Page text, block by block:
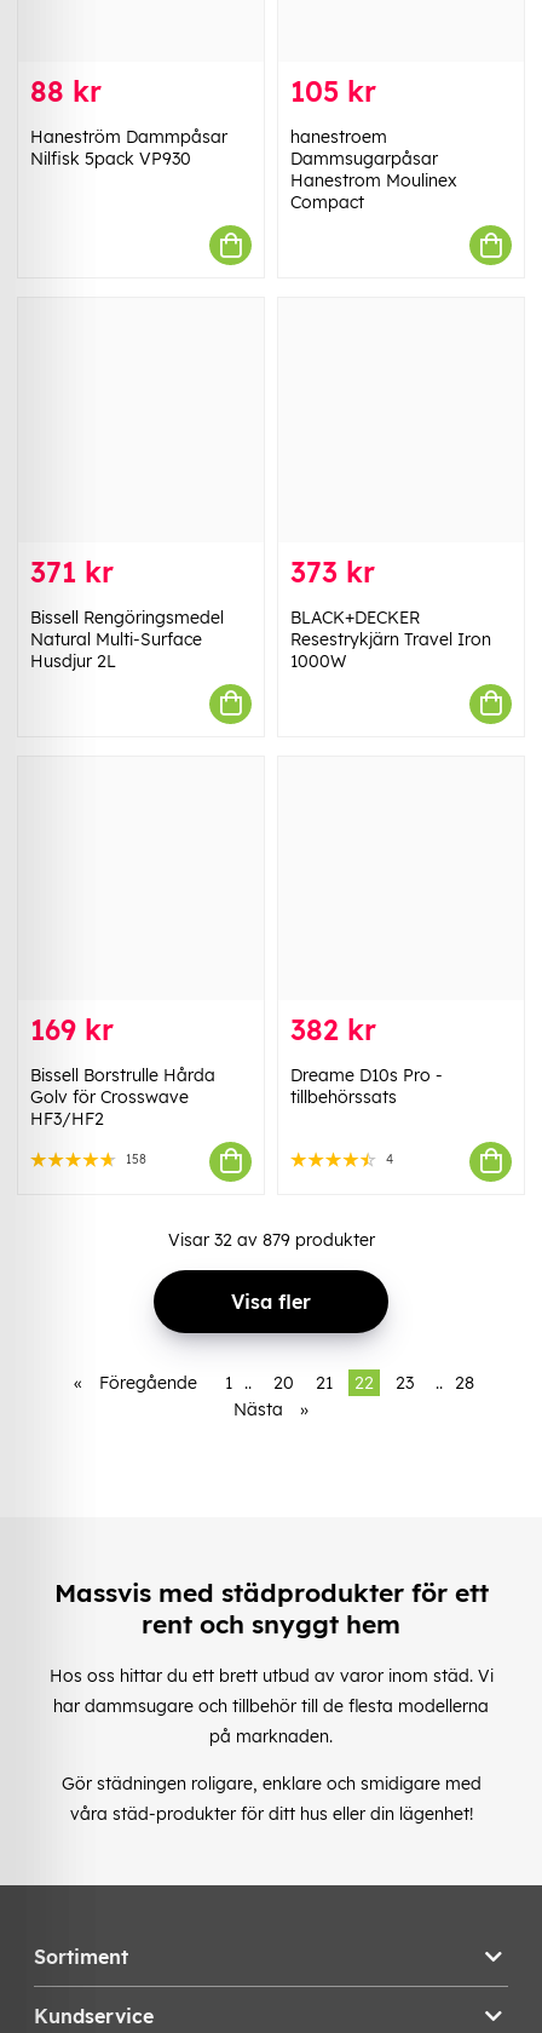
88 kr
Haneström Dammpåsar
Nilfisk 5pack VP930
105 kr
hanestroem
Dammsugarpåsar
Hanestrom Moulinex
Compact
371 kr
Bissell Rengöringsmedel
Natural Multi-Surface
Husdjur 2L
373 kr
BLACK+DECKER
Resestrykjärn Travel Iron
1000W
169 kr
Bissell Borstrulle Hårda
Golv för Crosswave
HF3/HF2
158
382 kr
Dreame D10s Pro -
tillbehörssats
4
Visar 32av 879produkter
Visa fler
« Föregående 1 .. 20 21 22 23 .. 28
Nästa
»
Massvis med städprodukter för ett
rent och snyggt hem
Hos oss hittar du ett brett utbud av varor inom städ. Vi
har dammsugare och tillbehör till de flesta modellerna
på marknaden.
Gör städningen roligare, enklare och smidigare med
våra städ-produkter för ditt hus eller din lägenhet!
Sortiment
Kundservice